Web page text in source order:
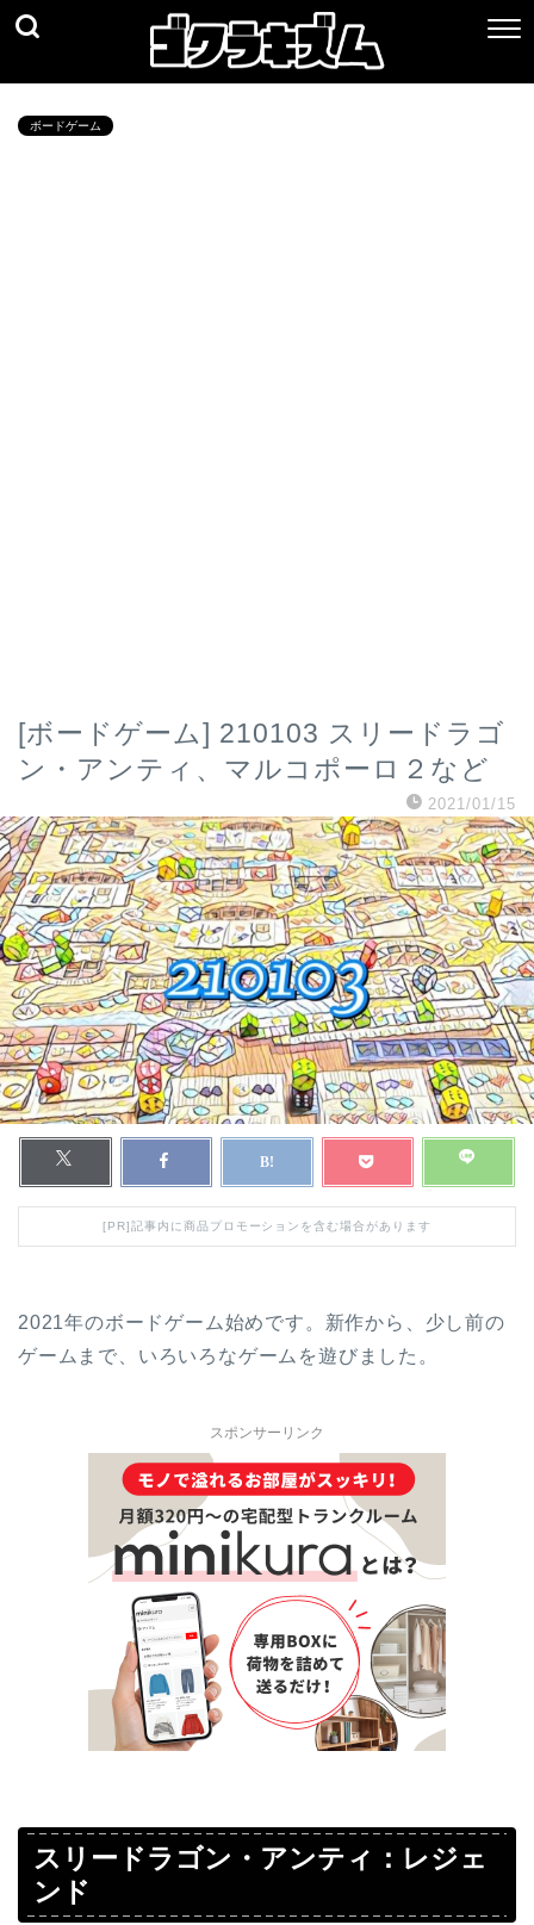
ボードゲーム
[ボードゲーム] 210103 スリードラゴ
ン・アンティ、マルコポーロ２など
2021/01/15
[PR]記事内に商品プロモーションを含む場合があります
2021年のボードゲーム始めです。新作から、少し前の
ゲームまで、いろいろなゲームを遊びました。
スポンサーリンク
スリードラゴン・アンティ：レジェ
ンド